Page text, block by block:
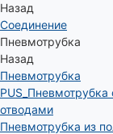
Назад
Соединение
Пневмотрубка
Назад
Пневмотрубка
отводами
Пневмотрубка из